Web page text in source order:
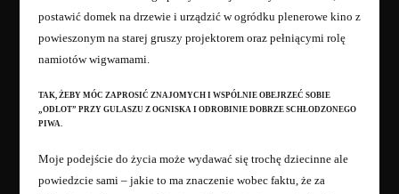
postawić domek na drzewie i urządzić w ogródku plenerowe kino z
powieszonym na starej gruszy projektorem oraz pełniącymi rolę
namiotów wigwamami.
TAK, ŻEBY MÓC ZAPROSIĆ ZNAJOMYCH I WSPÓLNIE OBEJRZEĆ SOBIE
„ODLOT” PRZY GULASZU Z OGNISKA I ODROBINIE DOBRZE SCHŁODZONEGO
PIWA.
Moje podejście do życia może wydawać się trochę dziecinne ale
powiedzcie sami – jakie to ma znaczenie wobec faktu, że za